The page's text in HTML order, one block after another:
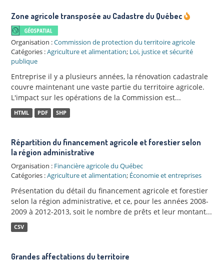
Zone agricole transposée au Cadastre du Québec
Organisation :Commission de protection du territoire agricole
Catégories :Agriculture et alimentation; Loi, justice et sécurité
publique
Entreprise il y a plusieurs années, la rénovation cadastrale
couvre maintenant une vaste partie du territoire agricole.
L'impact sur les opérations de la Commission est...
HTML PDF SHP
Répartition du financement agricole et forestier selon
la région administrative
Organisation : Financière agricole du Québec
Catégories :Agriculture et alimentation; Économie et entreprises
Présentation du détail du financement agricole et forestier
selon la région administrative, et ce, pour les années 2008-
2009 à 2012-2013, soit le nombre de prêts et leur montant...
CSV
Grandes affectations du territoire